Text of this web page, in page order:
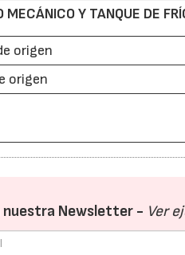
MECÁNICO Y TANQUE DE
origen
origen
nuestra Newsletter - Ver